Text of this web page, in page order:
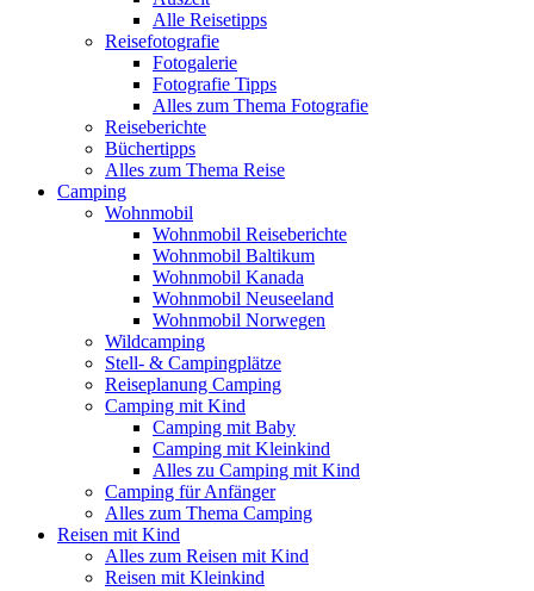
Alle Reisetipps
Reisefotografie
Fotogalerie
Fotografie Tipps
Alles zum Thema Fotografie
Reiseberichte
Büchertipps
Alles zum Thema Reise
Camping
Wohnmobil
Wohnmobil Reiseberichte
Wohnmobil Baltikum
Wohnmobil Kanada
Wohnmobil Neuseeland
Wohnmobil Norwegen
Wildcamping
Stell- & Campingplätze
Reiseplanung Camping
Camping mit Kind
Camping mit Baby
Camping mit Kleinkind
Alles zu Camping mit Kind
Camping für Anfänger
Alles zum Thema Camping
Reisen mit Kind
Alles zum Reisen mit Kind
Reisen mit Kleinkind